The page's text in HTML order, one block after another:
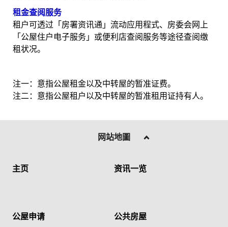
租金查阅服务
租户可透过「房署资讯通」流动应用程式、房委会网上
「公屋住户电子服务」或便利店查阅服务等途径查阅缴
租状况。
注一：意指公屋租金以及中转屋的暂准证费。
注二：意指公屋租户以及中转屋的暂准租用证持有人。
网站地圖
主页 资讯一览
公屋申请 公共房屋